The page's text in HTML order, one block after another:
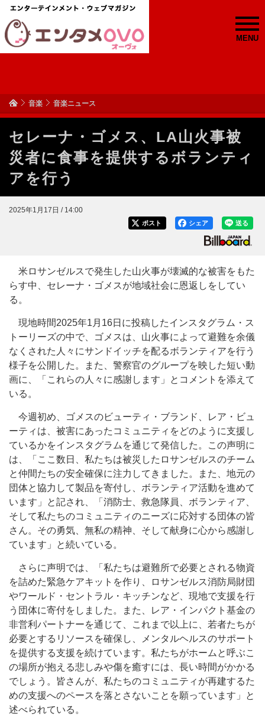
MENU
音楽 音楽ニュース
セレーナ・ゴメス、LA山火事被
災者に食事を提供するボランティ
アを行う
2025年1月17日 / 14:00
送る
シェア
ポスト
米ロサンゼルスで発生した山火事が壊滅的な被害をもた
らす中、セレーナ・ゴメスが地域社会に恩返しをしてい
る。
現地時間2025年1月16日に投稿したインスタグラム・ス
トーリーズの中で、ゴメスは、山火事によって避難を余儀
なくされた人々にサンドイッチを配るボランティアを行う
様子を公開した。また、警察官のグループを映した短い動
画に、「これらの人々に感謝します」とコメントを添えて
いる。
今週初め、ゴメスのビューティ・ブランド、レア・ビュ
ーティは、被害にあったコミュニティをどのように支援し
ているかをインスタグラムを通じて発信した。この声明に
は、「ここ数日、私たちは被災したロサンゼルスのチーム
と仲間たちの安全確保に注力してきました。また、地元の
団体と協力して製品を寄付し、ボランティア活動を進めて
います」と記され、「消防士、救急隊員、ボランティア、
そして私たちのコミュニティのニーズに応対する団体の皆
さん。その勇気、無私の精神、そして献身に心から感謝し
ています」と続いている。
さらに声明では、「私たちは避難所で必要とされる物資
を詰めた緊急ケアキットを作り、ロサンゼルス消防局財団
やワールド・セントラル・キッチンなど、現地で支援を行
う団体に寄付をしました。また、レア・インパクト基金の
非営利パートナーを通じて、これまで以上に、若者たちが
必要とするリソースを確保し、メンタルヘルスのサポート
を提供する支援を続けています。私たちがホームと呼ぶこ
の場所が抱える悲しみや傷を癒すには、長い時間がかかる
でしょう。皆さんが、私たちのコミュニティが再建するた
めの支援へのペースを落とさないことを願っています」と
述べられている。